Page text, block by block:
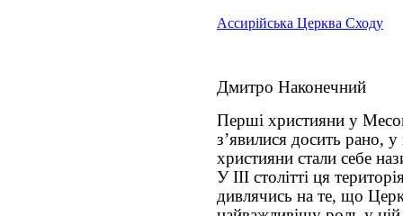
Ассирійська Церква Сходу
Дмитро Наконечний
Перші християни у
з’явилися досить рано, у
християни стали себе
У III столітті ця
дивлячись на те, що